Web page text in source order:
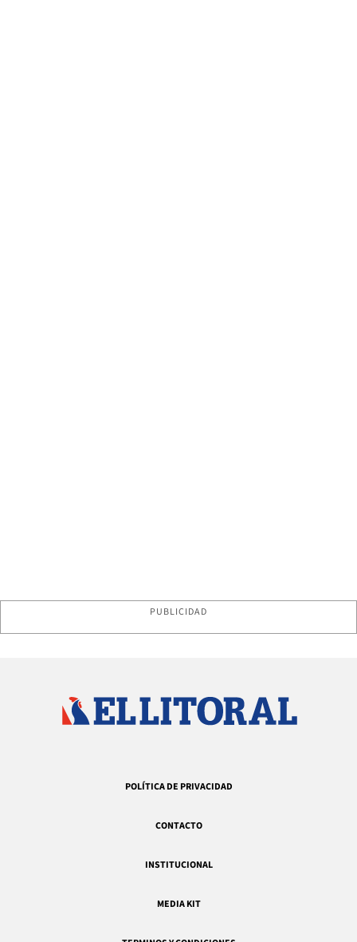
PUBLICIDAD
POLÍTICA DE PRIVACIDAD
CONTACTO
INSTITUCIONAL
MEDIA KIT